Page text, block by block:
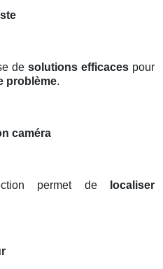
de solutions efficaces pour
problème.
caméra
permet de
localiser